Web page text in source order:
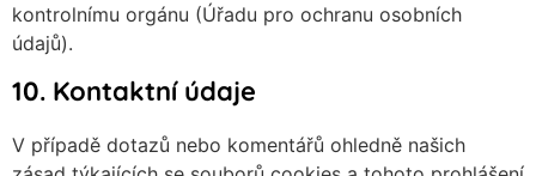
kontrolnímu orgánu (Úřadu pro ochranu osobních
údajů).
10. Kontaktní údaje
V případě dotazů nebo komentářů ohledně našich